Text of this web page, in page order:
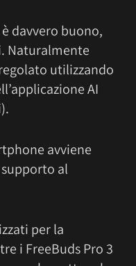
davvero buono,
Naturalmente
utilizzando
AI
avviene
al
per la
i FreeBuds Pro 3